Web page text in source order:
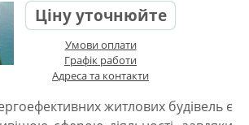
Ціну уточнюйте
Умови оплати
Графік работи
Адреса та контакти
житлових будівель є